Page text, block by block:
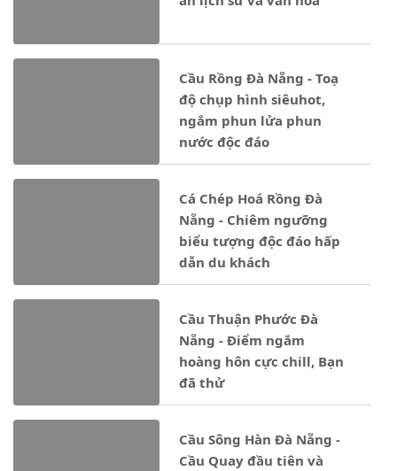
Cầu Rồng Đà Nẵng - Toạ
độ chụp hình siêuhot,
ngắm phun lửa phun
nước độc đáo
Cá Chép Hoá Rồng Đà
Nẵng - Chiêm ngưỡng
biểu tượng độc đáo hấp
dẫn du khách
Cầu Thuận Phước Đà
Nẵng - Điểm ngắm
hoàng hôn cực chill, Bạn
đã thử
Cầu Sông Hàn Đà Nẵng -
Cầu Quay đầu tiên và